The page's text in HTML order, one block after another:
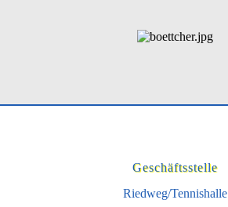
Geschäftsstelle
Riedweg/Tennishalle